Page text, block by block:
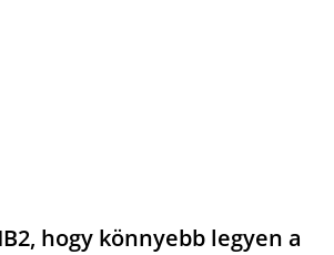
hogy könnyebb legyen a